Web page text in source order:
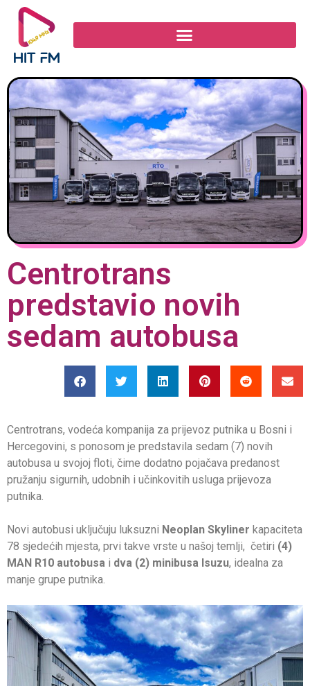
Centrotrans
predstavio novih
sedam autobusa
Centrotrans, vodeća kompanija za prijevoz putnika u Bosni i
Hercegovini, s ponosom je predstavila sedam (7) novih
autobusa u svojoj floti, čime dodatno pojačava predanost
pružanju sigurnih, udobnih i učinkovitih usluga prijevoza
putnika.
Novi autobusi uključuju luksuzni Neoplan Skyliner kapaciteta
78 sjedećih mjesta, prvi takve vrste u našoj temlji, četiri (4)
MAN R10 autobusa i dva (2) minibusa Isuzu, idealna za
manje grupe putnika.